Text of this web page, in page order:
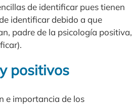
de identificar pues tienen
identificar debido a que
padre de la psicología positiva,
positivos
e importancia de los